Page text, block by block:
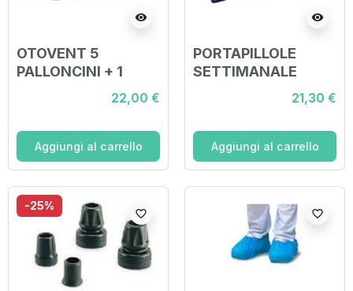
visibility
OTOVENT 5
PALLONCINI + 1
CANNULA PER
DRENAGGIO E
ORECCHIO
22,00 €
Aggiungi al carrello
visibility
PORTAPILLOLE
SETTIMANALE
APERTURA/CHIUSA
10,5X15,5X2,5 CM_
21,30 €
Aggiungi al carrello
-25%
favorite_border favorite_border